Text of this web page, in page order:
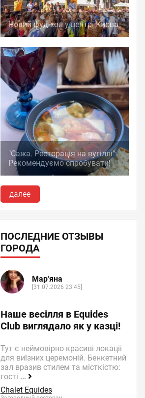
Новий фуд-хол у центрі Києва
"Сажа. Ресторація на вугіллі":
Рекомендуємо спробувати!
далее
ПОСЛЕДНИЕ ОТЗЫВЫ
ГОРОДА
Мар'яна
[31.07.2026 23:45]
Наше весілля в Equides
Club виглядало як у казці!
Тут є неймовірно красиві локаціі
для виїзних церемоній. Бенкетний
зал вразив стилем та місткістю:
гості ...
Chalet Equides